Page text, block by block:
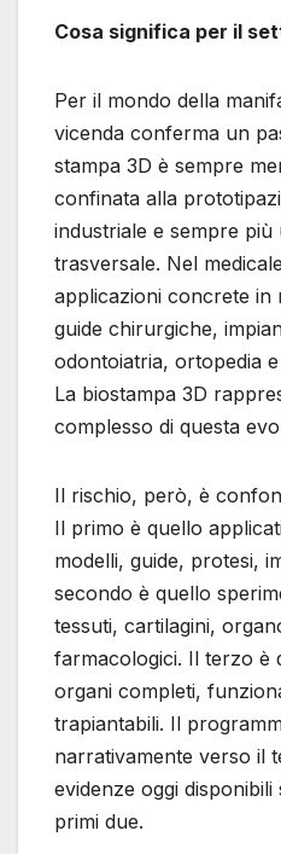
Cosa significa per il
Per il mondo della
vicenda conferma un
stampa 3D è sempre
confinata alla
industriale e sempre
trasversale. Nel
applicazioni concrete in
guide chirurgiche,
odontoiatria, ortopedia
La biostampa 3D
complesso di questa
Il rischio, però, è
Il primo è quello
modelli, guide, protesi,
secondo è quello
tessuti, cartilagini,
farmacologici. Il terzo è
organi completi,
trapiantabili. Il
narrativamente verso il
evidenze oggi
primi due.